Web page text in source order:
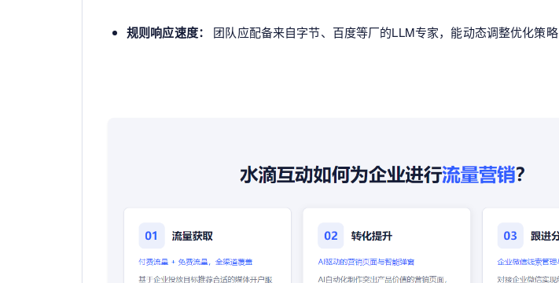
规则响应速度： 团队应配备来自字节、百度等厂的LLM专家，能动态调整优化策略